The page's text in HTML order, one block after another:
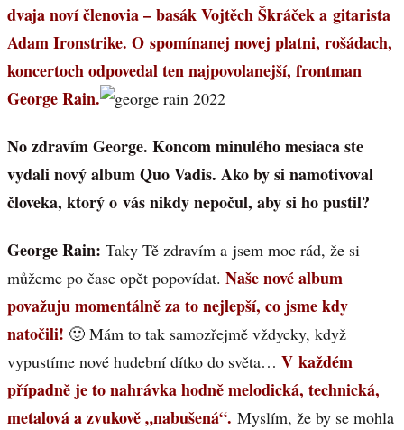
dvaja noví členovia – basák Vojtěch Škráček a gitarista
Adam Ironstrike. O spomínanej novej platni, rošádach,
koncertoch odpovedal ten najpovolanejší, frontman
George Rain.
No zdravím George. Koncom minulého mesiaca ste
vydali nový album Quo Vadis. Ako by si namotivoval
človeka, ktorý o vás nikdy nepočul, aby si ho pustil?
George Rain: Taky Tě zdravím a jsem moc rád, že si
můžeme po čase opět popovídat. Naše nové album
považuju momentálně za to nejlepší, co jsme kdy
natočili! 🙂 Mám to tak samozřejmě vždycky, když
vypustíme nové hudební dítko do světa… V každém
případně je to nahrávka hodně melodická, technická,
metalová a zvukově „nabušená“. Myslím, že by se mohla